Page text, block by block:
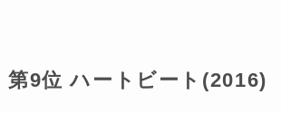
第9位 ハートビート(2016)